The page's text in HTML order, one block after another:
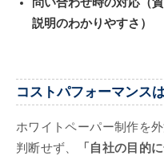
説明のわかりやすさ）
コストパフォーマンス
ホワイトペーパー制作を
判断せず、
「自社の目的